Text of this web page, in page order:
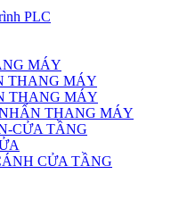
PLC
MÁY
THANG MÁY
THANG MÁY
THANG MÁY
CỬA TẦNG
CỬA TẦNG